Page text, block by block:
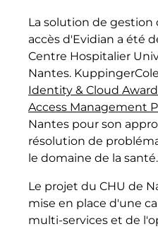
La solution de
accès d'Evidian a été
Centre Hospitalier
Nantes.
Identity & Cloud
Access Management
Nantes pour son
résolution de
le domaine de la santé.
Le projet du CHU de
mise en place d'une
multi-services et de